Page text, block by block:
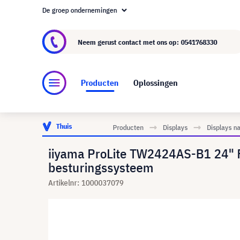
Over visunext.nl
De groep ondernemingen
Neem gerust contact met ons op: 0541768330
Producten Oplossingen
Thuis Producten Displays Displays
iiyama ProLite TW2424AS-B1
besturingssysteem
Artikelnr: 1000037079